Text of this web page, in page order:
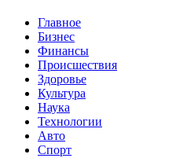
Главное
Бизнес
Финансы
Происшествия
Здоровье
Культура
Наука
Технологии
Авто
Спорт